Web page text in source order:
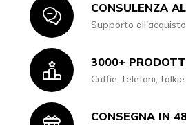
IconCONSULENZA
Supporto
Icon3000+
Cuffie, telefoni,
CONSEGNA IN